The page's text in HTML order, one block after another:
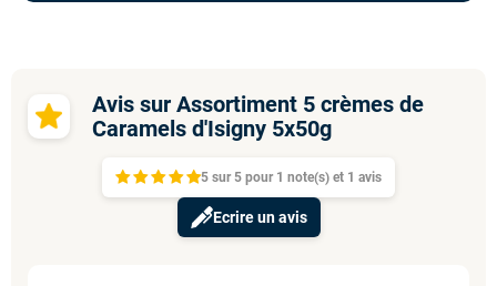
Avis sur Assortiment 5 crèmes de
Caramels d'Isigny 5x50g
5 sur 5 pour 1 note(s) et 1 avis
Ecrire un avis